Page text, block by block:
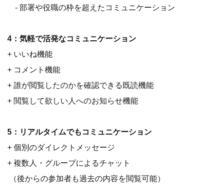
- 部署や役職の枠を超えたコミュニケーション
4：気軽で活発なコミュニケーション
+ いいね機能
+ コメント機能
+ 誰が閲覧したのかを確認できる既読機能
+ 閲覧して欲しい人へのお知らせ機能
5：リアルタイムでもコミュニケーション
+ 個別のダイレクトメッセージ
+ 複数人・グループによるチャット
（後からの参加者も過去の内容を閲覧可能）